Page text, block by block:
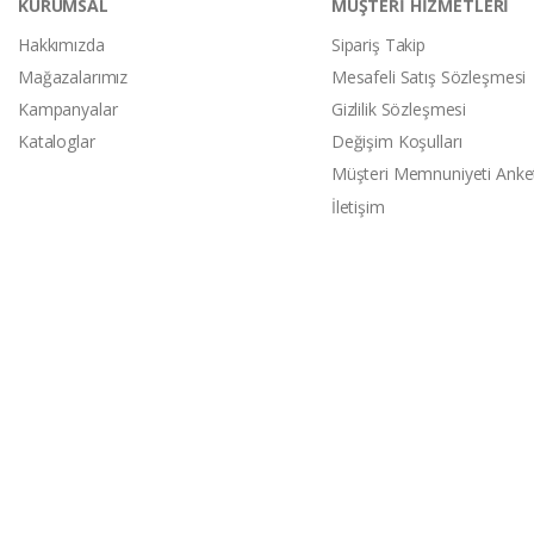
KURUMSAL
Hakkımızda
Mağazalarımız
Kampanyalar
Kataloglar
MÜŞTERİ HİZMETLERİ
Sipariş Takip
Mesafeli Satış Sözleşmesi
Gizlilik Sözleşmesi
Değişim Koşulları
Müşteri Memnuniyeti
İletişim